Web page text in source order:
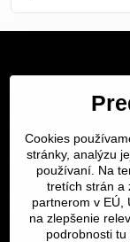
Servis
Servis
Dôležité
Cookies
stránky, analýzu
používaní. Na
tretích strán a
partnerom v EÚ,
na zlepšenie
podrobnosti tu